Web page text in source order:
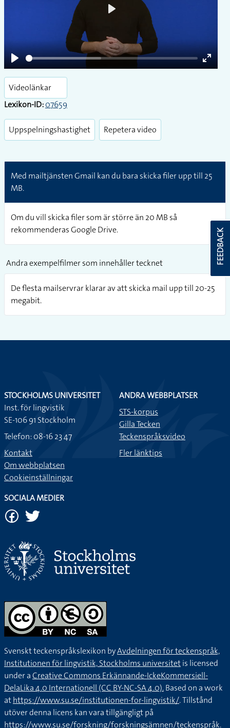
Play
Enter
Videolänkar
Lexikon-ID:07659
Uppspelningshastighet Repetera video
Med mailtjänsten Gmail kan du bara skicka filer upp till 25
MB.
Om du vill skicka filer som är större än 20 MB så
rekommenderas Google Drive.
Andra exempelfilmer som innehåller tecknet
De flesta mailservrar klarar av att skicka mail upp till 20-25
megabit.
FEEDBACK
STOCKHOLMS UNIVERSITET
Inst. för lingvistik
SE-106 91 Stockholm
Telefon: 08-16 23 47
Kontakt
Om webbplatsen
Cookieinställningar
ANDRA WEBBPLATSER
STS-korpus
Gilla Tecken
Teckenspråksvideo
Fler länktips
SOCIALA MEDIER
Svenskt teckenspråkslexikon byAvdelningen för teckenspråk,
Institutionen för lingvistik, Stockholms universitetis licensed
under aCreative Commons Erkännande-IckeKommersiell-
DelaLika 4.0 Internationell (CC BY-NC-SA 4.0).Based on a work
athttps://www.su.se/institutionen-for-lingvistik/. Tillstånd
utöver denna licens kan vara tillgängligt på
https://www.su.se/forskning/forskningsämnen/teckenspråk.